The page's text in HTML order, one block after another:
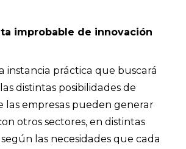
improbable de innovación
instancia práctica que buscará
distintas posibilidades de
las empresas pueden generar
otros sectores, en distintas
las necesidades que cada